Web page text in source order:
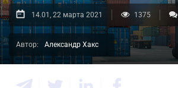
14.01, 22 марта 2021 1375
Автор: Александр Хакс